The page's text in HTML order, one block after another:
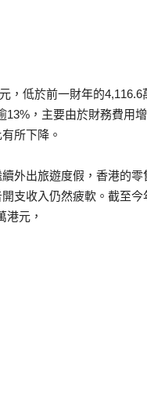
，低於前一財年的
13%，主要由於財務費用
所下降。
外出旅遊度假，香港的
支收入仍然疲軟。截至
港元，